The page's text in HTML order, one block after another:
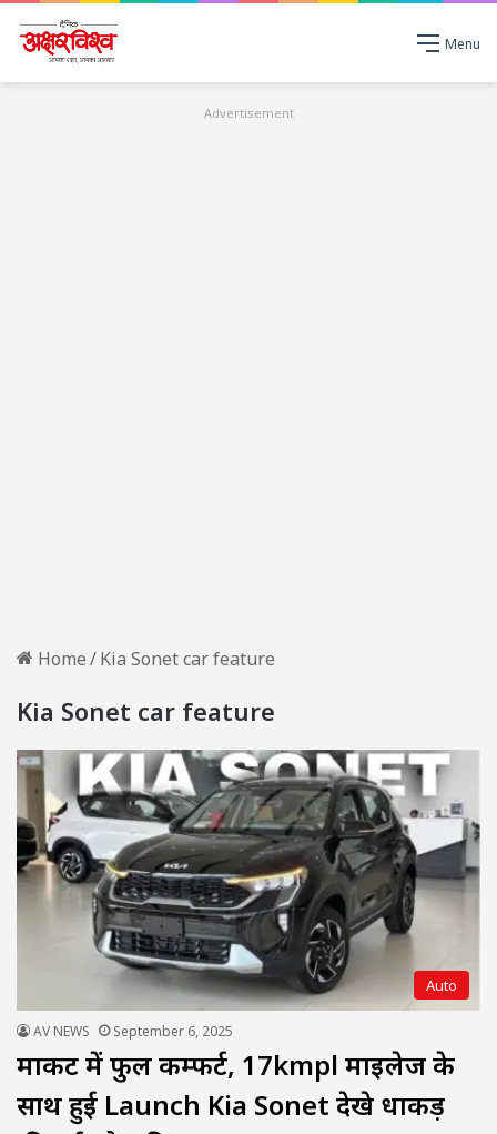
Menu
Advertisement
Home/Kia Sonet car feature
Kia Sonet car feature
Auto
AV NEWS September 6, 2025
मार्केट में फुल कम्फर्ट, 17kmpl माइलेज के
साथ हुई Launch Kia Sonet देखे धाकड़